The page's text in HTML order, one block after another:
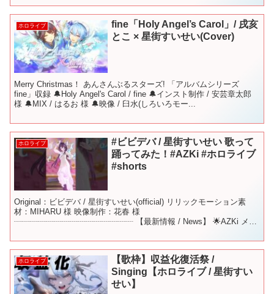
ホロライブ
fine「Holy Angel’s Carol」/ 戌亥
とこ × 星街すいせい(Cover)
Merry Christmas！ あんさんぶるスターズ! 「アルバムシリーズ
fine」収録 🔔Holy Angel's Carol / fine 🔔インスト制作 / 安芸章太郎
様 🔔MIX / はるお 様 🔔映像 / 臼水(しろいろモー...
ホロライブ
#ビビデバ / 星街すいせい 歌って
踊ってみた！#AZKi #ホロライブ
#shorts
Original：ビビデバ / 星街すいせい(official) リリックモーション素
材：MIHARU 様 映像制作：花春 様
┈┈┈┈┈┈┈┈┈┈┈┈┈┈┈ 【最新情報 / News】 🌟AZKi メジ
ホロライブ
【歌枠】収益化復活祭 /
Singing【ホロライブ / 星街すい
せい】